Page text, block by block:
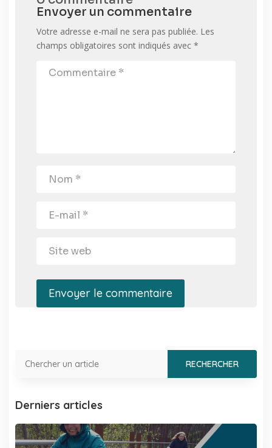
Envoyer un commentaire
Votre adresse e-mail ne sera pas publiée. Les
champs obligatoires sont indiqués avec *
Envoyer le commentaire
Derniers articles